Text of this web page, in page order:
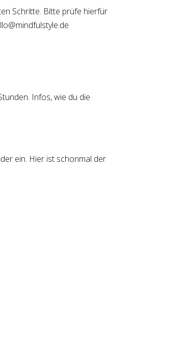
Schritte. Bitte prüfe hierfür
Infos, wie du die
ein. Hier ist schonmal der